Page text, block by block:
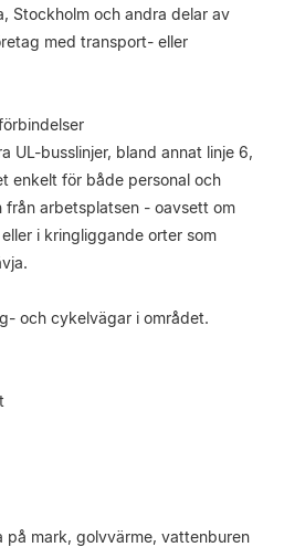
Stockholm och andra delar av
med transport- eller
UL-busslinjer, bland annat linje 6,
enkelt för både personal och
från arbetsplatsen - oavsett om
i kringliggande orter som
och cykelvägar i området.
på mark, golvvärme, vattenburen